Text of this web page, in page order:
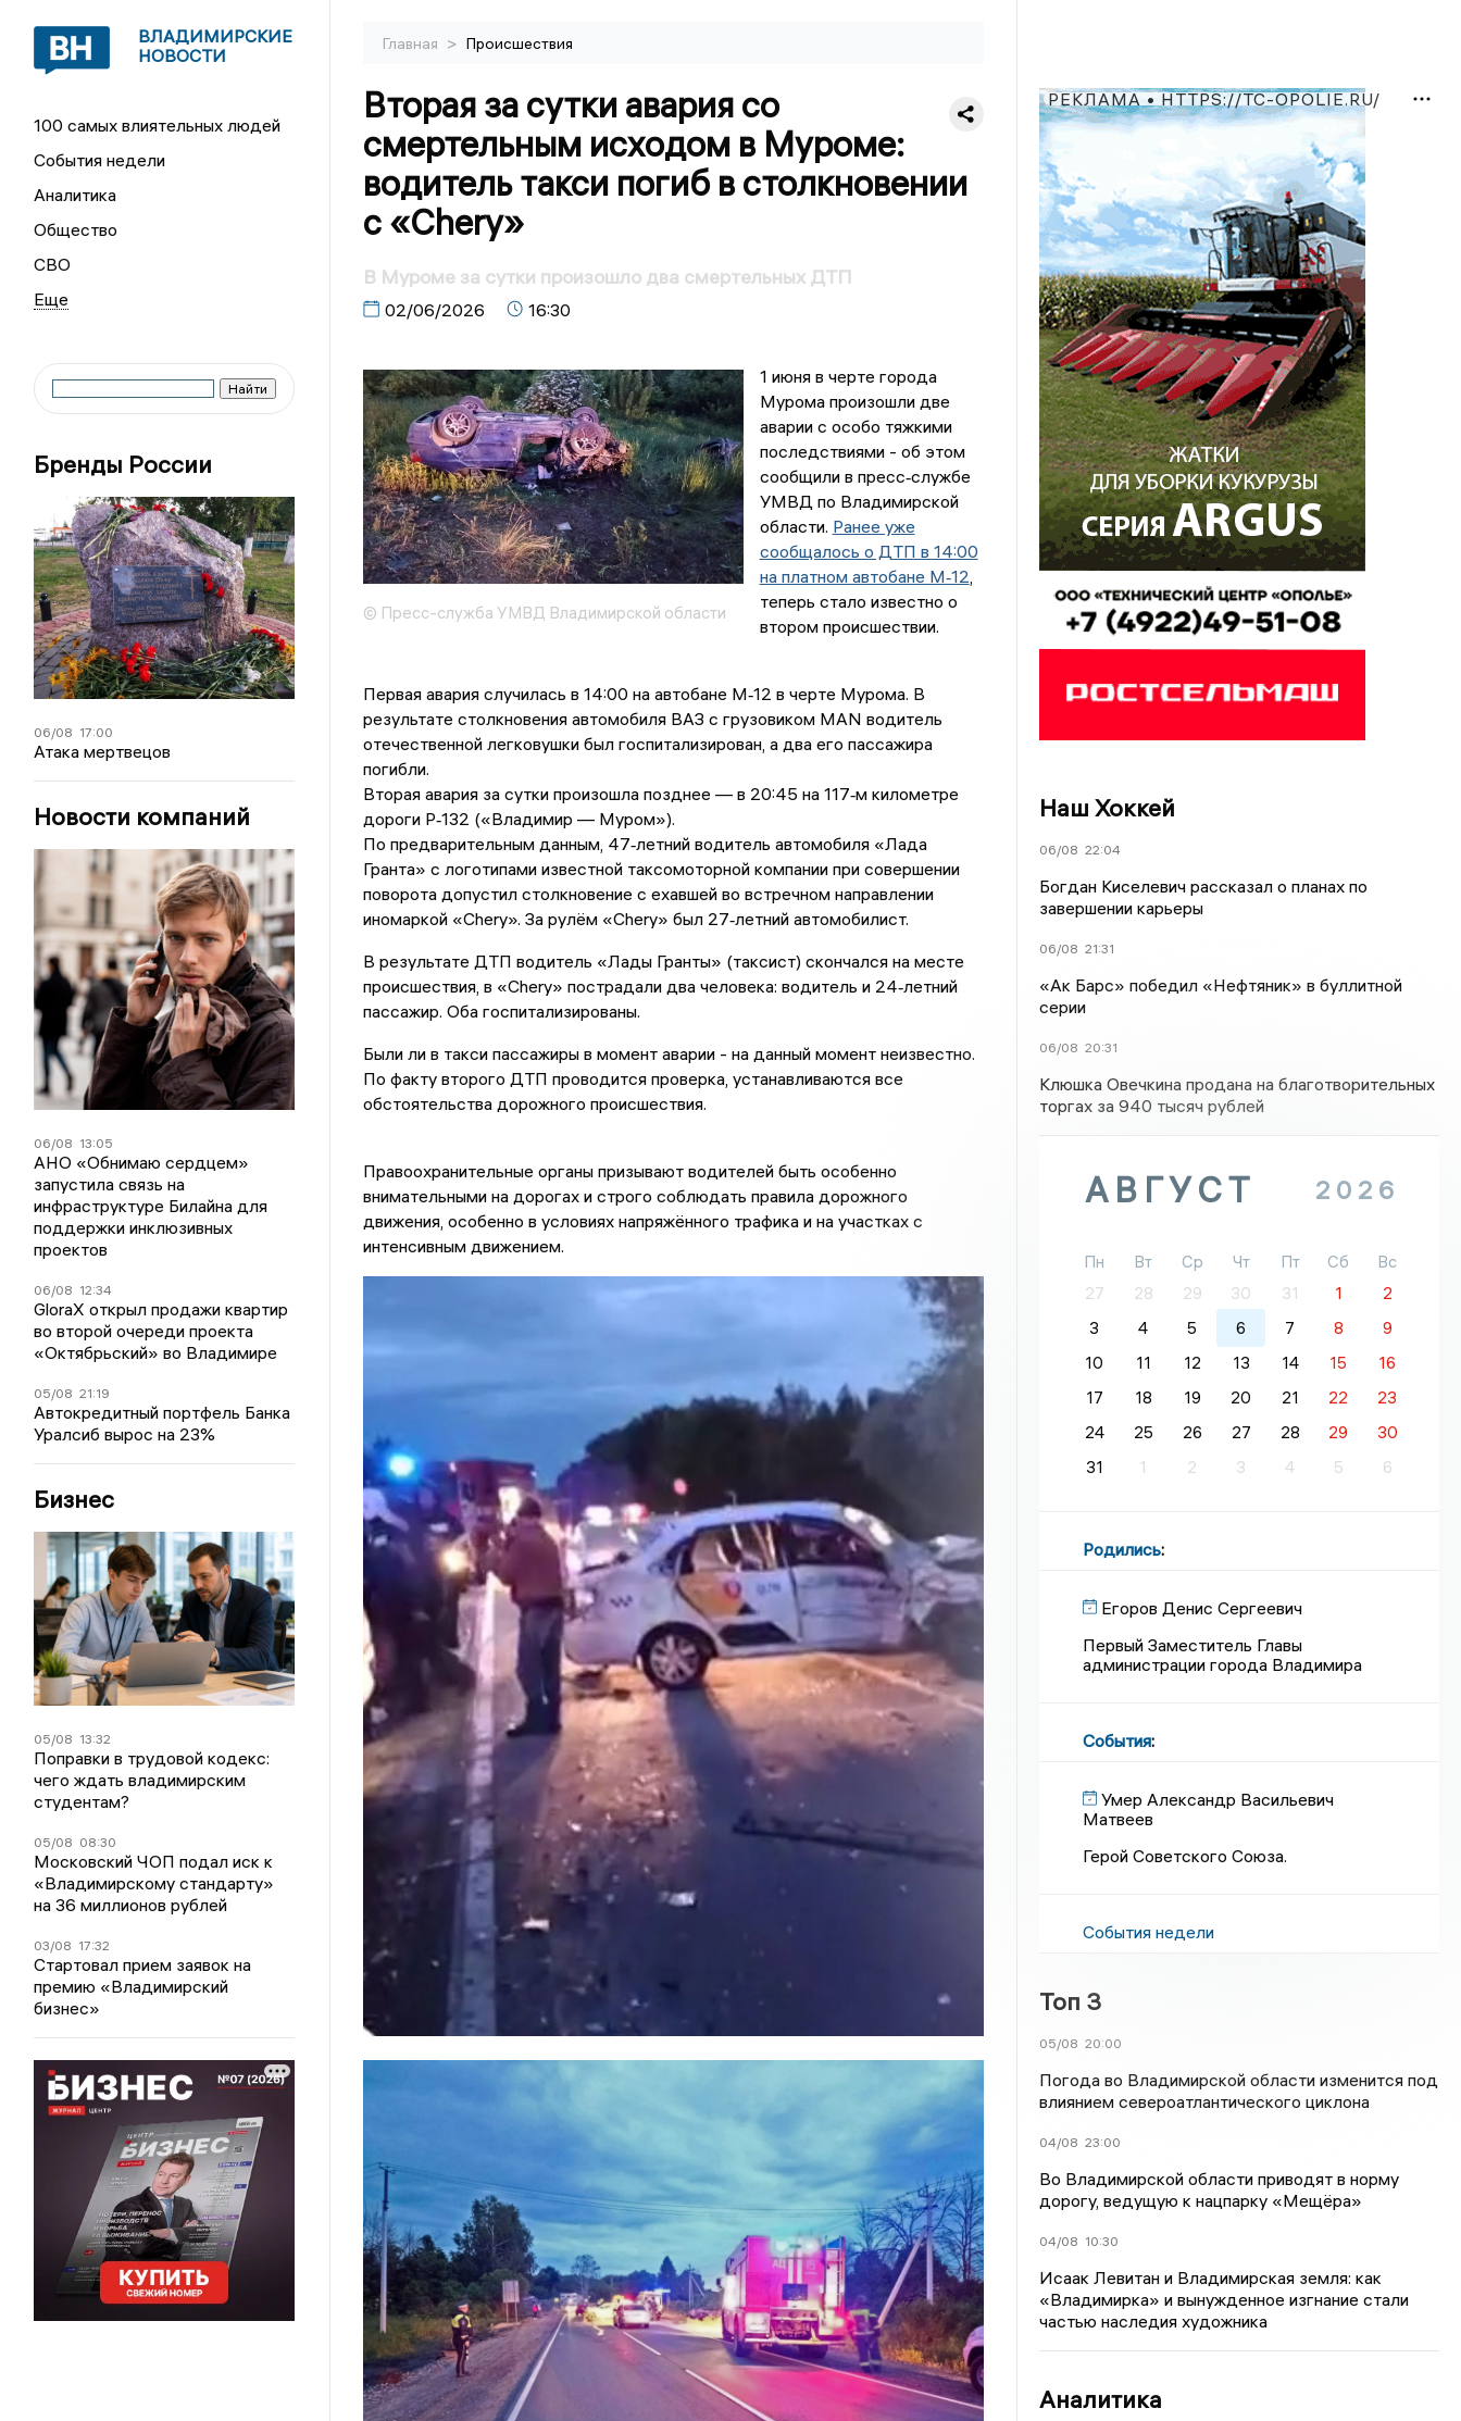
ВЛАДИМИРСКИЕ
НОВОСТИ
100 самых влиятельных людей
События недели
Аналитика
Общество
СВО
Бренды России
06/08 17:00
Атака мертвецов
Новости компаний
06/08 13:05
АНО «Обнимаю сердцем»
запустила связь на
инфраструктуре Билайна для
поддержки инклюзивных
проектов
06/08 12:34
GloraX открыл продажи квартир
во второй очереди проекта
«Октябрьский» во Владимире
05/08 21:19
Автокредитный портфель Банка
Уралсиб вырос на 23%
Бизнес
05/08 13:32
Поправки в трудовой кодекс:
чего ждать владимирским
студентам?
05/08 08:30
Московский ЧОП подал иск к
«Владимирскому стандарту»
на 36 миллионов рублей
03/08 17:32
Стартовал прием заявок на
премию «Владимирский
бизнес»
Главная > Происшествия
Вторая за сутки авария со
смертельным исходом в Муроме:
водитель такси погиб в столкновении
с «Chery»
В Муроме за сутки произошло два смертельных ДТП
02/06/2026 16:30
© Пресс-служба УМВД Владимирской области
1 июня в черте города
Мурома произошли две
аварии с особо тяжкими
последствиями - об этом
сообщили в пресс‑службе
УМВД по Владимирской
области. Ранее уже
сообщалось о ДТП в 14:00
на платном автобане М‑12,
теперь стало известно о
втором происшествии.
Первая авария случилась в 14:00 на автобане М‑12 в черте Мурома. В
результате столкновения автомобиля ВАЗ с грузовиком MAN водитель
отечественной легковушки был госпитализирован, а два его пассажира
погибли.
Вторая авария за сутки произошла позднее — в 20:45 на 117‑м километре
дороги Р‑132 («Владимир — Муром»).
По предварительным данным, 47‑летний водитель автомобиля «Лада
Гранта» с логотипами известной таксомоторной компании при совершении
поворота допустил столкновение с ехавшей во встречном направлении
иномаркой «Chery». За рулём «Chery» был 27‑летний автомобилист.
В результате ДТП водитель «Лады Гранты» (таксист) скончался на месте
происшествия, в «Chery» пострадали два человека: водитель и 24‑летний
пассажир. Оба госпитализированы.
Были ли в такси пассажиры в момент аварии - на данный момент неизвестно.
По факту второго ДТП проводится проверка, устанавливаются все
обстоятельства дорожного происшествия.
Правоохранительные органы призывают водителей быть особенно
внимательными на дорогах и строго соблюдать правила дорожного
движения, особенно в условиях напряжённого трафика и на участках с
интенсивным движением.
РЕКЛАМА • HTTPS://TC-OPOLIE.RU/
Наш Хоккей
06/08 22:04
Богдан Киселевич рассказал о планах по
завершении карьеры
06/08 21:31
«Ак Барс» победил «Нефтяник» в буллитной
серии
06/08 20:31
Клюшка Овечкина продана на благотворительных
торгах за 940 тысяч рублей
АВГУСТ 2026
Пн Вт Ср Чт Пт Сб
Вс
27
28 29 30 31 1
2
3
4 5 6 7 8
9
10
11 12 13 14 15
16
17
18 19 20 21 22
23
24
25 26 27 28 29
30
31
1 2 3 4 5 6
Родились:
Егоров Денис Сергеевич
Первый Заместитель Главы
администрации города Владимира
События:
Умер Александр Васильевич
Матвеев
Герой Советского Союза.
События недели
Топ 3
05/08 20:00
Погода во Владимирской области изменится под
влиянием североатлантического циклона
04/08 23:00
Во Владимирской области приводят в норму
дорогу, ведущую к нацпарку «Мещёра»
04/08 10:30
Исаак Левитан и Владимирская земля: как
«Владимирка» и вынужденное изгнание стали
частью наследия художника
Аналитика